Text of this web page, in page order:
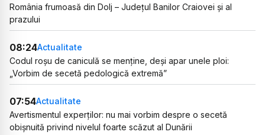
România frumoasă din Dolj – Județul Banilor Craiovei și al
prazului
08:24Actualitate
Codul roșu de caniculă se menține, deși apar unele ploi:
„Vorbim de secetă pedologică extremă”
07:54Actualitate
Avertismentul experților: nu mai vorbim despre o secetă
obișnuită privind nivelul foarte scăzut al Dunării